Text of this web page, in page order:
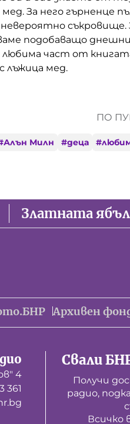
мед. За него гърненце
съкровище.
подобаващо
част от
лъжица мед.
ПО
Алън Милн #деца #
Златната
Архивен
4
361
Свали
Получи
радио,
Всичко